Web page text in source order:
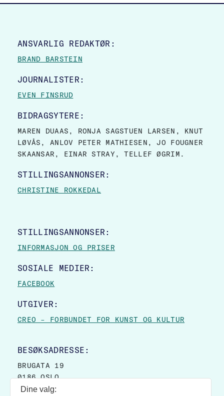
SITE FOOTER
ANSVARLIG REDAKTØR:
BRAND BARSTEIN
JOURNALISTER:
EVEN FINSRUD
BIDRAGSYTERE:
MAREN DUAAS, RONJA SAGSTUEN LARSEN, KNUT
LØVÅS, ANLOV PETER MATHIESEN, JO FOUGNER
SKAANSAR, EINAR STRAY, TELLEF ØGRIM.
STILLINGSANNONSER:
CHRISTINE ROKKEDAL
STILLINGSANNONSER:
INFORMASJON OG PRISER
SOSIALE MEDIER:
FACEBOOK
UTGIVER:
CREO – FORBUNDET FOR KUNST OG KULTUR
BESØKSADRESSE:
BRUGATA 19
0186 OSLO
Dine valg: